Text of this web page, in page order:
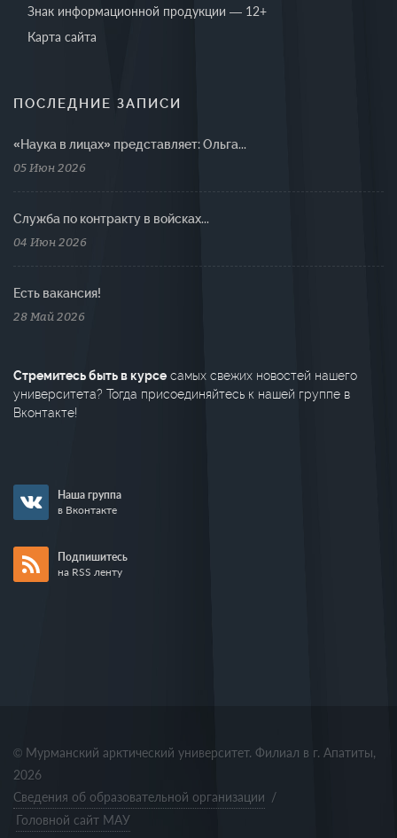
Знак информационной продукции — 12+
Карта сайта
ПОСЛЕДНИЕ ЗАПИСИ
«Наука в лицах» представляет: Ольга...
05 Июн 2026
Cлужба по контракту в войсках...
04 Июн 2026
Есть вакансия!
28 Май 2026
Стремитесь быть в курсе самых свежих новостей нашего
университета? Тогда присоединяйтесь к нашей группе в
Вконтакте!
Наша группа
в Вконтакте
Подпишитесь
на RSS ленту
© Мурманский арктический университет. Филиал в г. Апатиты,
2026
Сведения об образовательной организации /
Головной сайт МАУ